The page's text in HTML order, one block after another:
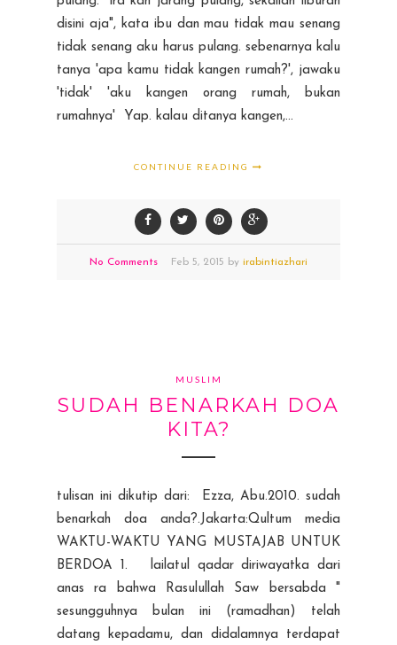
disini aja", kata ibu dan mau tidak mau senang
tidak senang aku harus pulang. sebenarnya kalu
tanya 'apa kamu tidak kangen rumah?', jawaku
'tidak' 'aku kangen orang rumah, bukan
rumahnya' Yap. kalau ditanya kangen,...
CONTINUE READING
No Comments Feb 5, 2015 by irabintiazhari
MUSLIM
SUDAH BENARKAH DOA
KITA?
tulisan ini dikutip dari: Ezza, Abu.2010. sudah
benarkah doa anda?.Jakarta:Qultum media
WAKTU-WAKTU YANG MUSTAJAB UNTUK
BERDOA 1. lailatul qadar diriwayatka dari
anas ra bahwa Rasulullah Saw bersabda "
sesungguhnya bulan ini (ramadhan) telah
datang kepadamu, dan didalamnya terdapat